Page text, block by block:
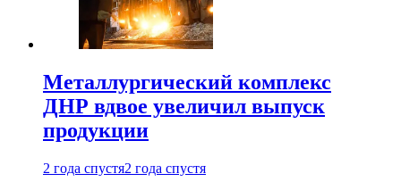
Металлургический комплекс
ДНР вдвое увеличил выпуск
продукции
2 года спустя2 года спустя